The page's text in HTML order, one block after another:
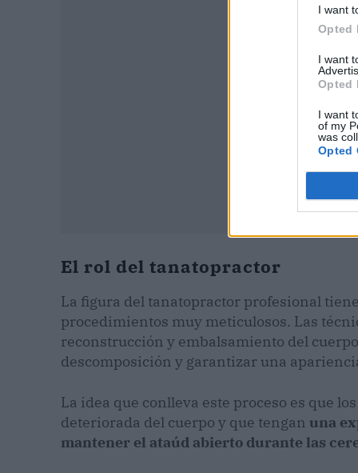
I want
Opted
I want
Opted
I want
of my
was
Opted
El rol del tanatopractor
La figura del tanatopractor profesional
procedimientos muy meticulosos. Las
reconstrucción y embalsamiento del
descomposición y garantizar una
La idea que conlleva este proceso es que
deteriorada del cuerpo y que tengan una
mantener el ataúd abierto durante las